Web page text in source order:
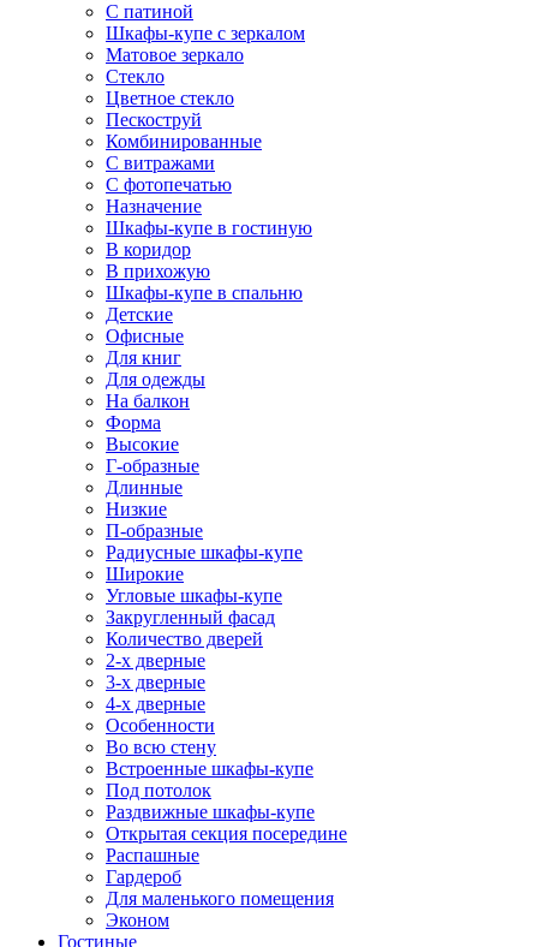
С патиной
Шкафы-купе с зеркалом
Матовое зеркало
Стекло
Цветное стекло
Пескоструй
Комбинированные
С витражами
С фотопечатью
Назначение
Шкафы-купе в гостиную
В коридор
В прихожую
Шкафы-купе в спальню
Детские
Офисные
Для книг
Для одежды
На балкон
Форма
Высокие
Г-образные
Длинные
Низкие
П-образные
Радиусные шкафы-купе
Широкие
Угловые шкафы-купе
Закругленный фасад
Количество дверей
2-х дверные
3-х дверные
4-х дверные
Особенности
Во всю стену
Встроенные шкафы-купе
Под потолок
Раздвижные шкафы-купе
Открытая секция посередине
Распашные
Гардероб
Для маленького помещения
Эконом
Гостиные